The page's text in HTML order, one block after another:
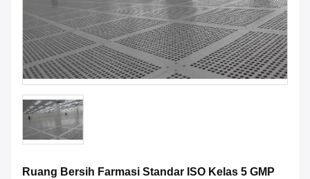
Ruang Bersih Farmasi Standar ISO Kelas 5 GMP